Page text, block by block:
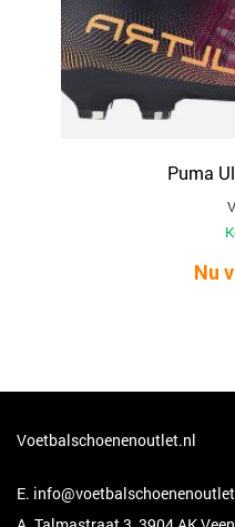
Puma
Nu
Voetbalschoenenoutlet.nl
E.